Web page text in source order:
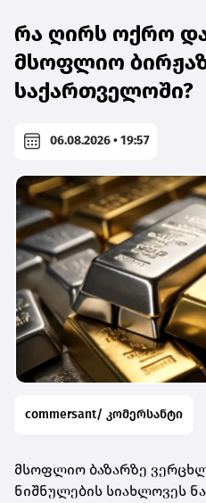
რა ღირს ოქრო
მსოფლიო
საქართველოში?
06.08.2026 • 19:57
commersant/ კომერსანტი
მსოფლიო ბაზარზე
ნიშნულების სიახლოვეს